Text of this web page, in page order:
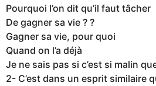
Pourquoi l’on dit qu’il faut tâcher
De gagner sa vie ? ?
Gagner sa vie, pour quoi
Quand on l’a déjà
Je ne sais pas si c’est si malin
2- C’est dans un esprit similaire